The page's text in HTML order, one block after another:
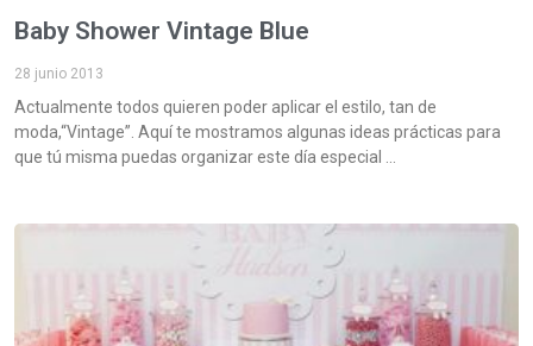
Baby Shower Vintage Blue
28 junio 2013
Actualmente todos quieren poder aplicar el estilo, tan de
moda,“Vintage”. Aquí te mostramos algunas ideas prácticas para
que tú misma puedas organizar este día especial